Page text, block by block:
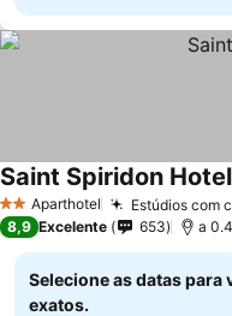
2 EstrelasAparthotel Estúdios com
Saint Spiridon Hotel
8,9 Excelente 653 a
Selecione as datas para
exatos.